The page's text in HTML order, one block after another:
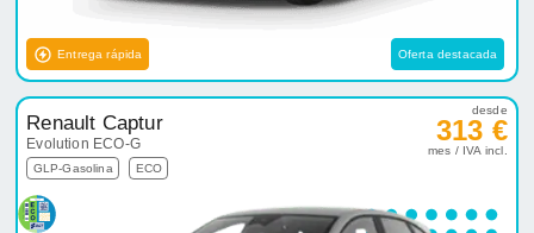
Entrega rápida Oferta destacada
Renault Captur
Evolution ECO-G
GLP-Gasolina ECO
desde
313 €
mes / IVA incl.